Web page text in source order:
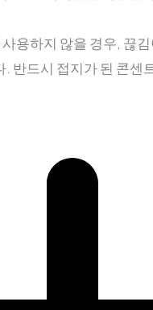
용하지 않을 경우, 끊
. 반드시 접지가 된 콘센